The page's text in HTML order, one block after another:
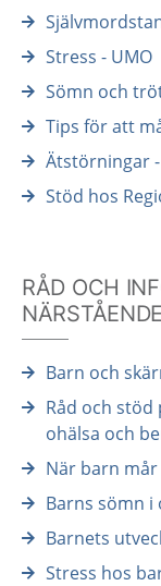
Stress - UMO
Sömn och
Tips för att
Ätstörningar
Stöd hos
RÅD OCH
NÄRSTÅENDE
Barn och
Råd och
ohälsa och
När barn
Barns sömn i
Barnets
Stress hos